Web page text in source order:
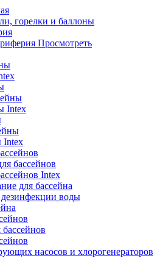
горелки и баллоны
Просмотреть
Intex
Intex
бассейнов
Intex
для бассейна
воды
насосов и хлорогенераторов